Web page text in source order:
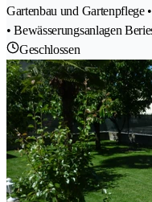
Gartenbau und Gartenpflege
• Bewässerungsanlagen
Geschlossen